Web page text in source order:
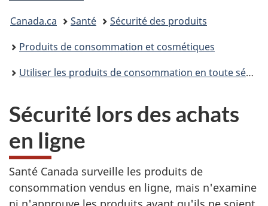
Vous
êtes
ici :
Canada.ca Santé
Sécurité des produits
Produits de consommation et cosmétiques
Utiliser les produits de consommation en toute sécurité
Sécurité lors des achats
en ligne
Santé Canada surveille les produits de
consommation vendus en ligne, mais n'examine